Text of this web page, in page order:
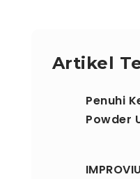
Artikel
Penuhi
Powder